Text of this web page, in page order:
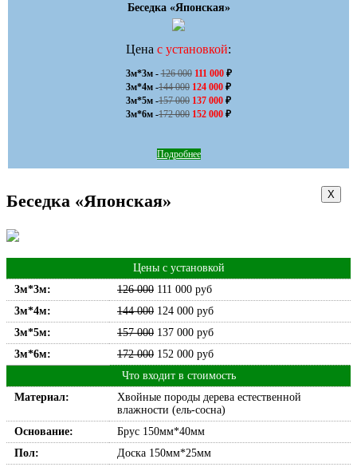
Беседка «Японская»
Цена с установкой:
3м*3м - 126 000 111 000 ₽
3м*4м -144 000 124 000 ₽
3м*5м -157 000 137 000 ₽
3м*6м -172 000 152 000 ₽
Подробнее
Х
Беседка «Японская»
Цены с установкой
3м*3м:
126 000 111 000 руб
3м*4м:
144 000 124 000 руб
3м*5м:
157 000 137 000 руб
3м*6м:
172 000 152 000 руб
Что входит в стоимость
Материал:
Хвойные породы дерева естественной
влажности (ель-сосна)
Основание:
Брус 150мм*40мм
Пол:
Доска 150мм*25мм